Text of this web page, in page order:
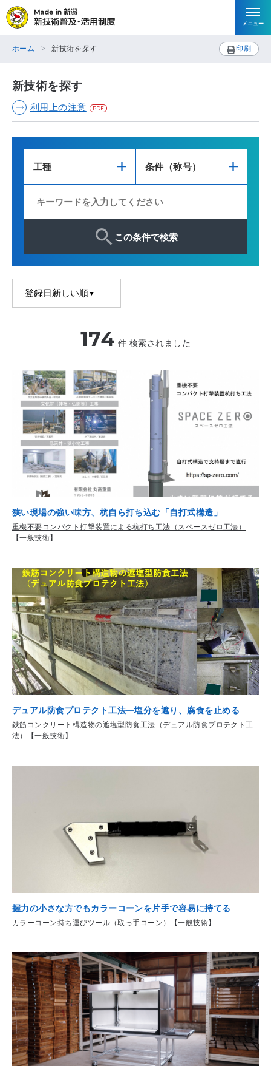
メニュー
ホーム 新技術を探す 印刷
新技術を探す
利用上の注意
工種 条件（称号）
この条件で検索
登録日新しい順▼
174 件 検索されました
狭い現場の強い味方、杭自ら打ち込む「自打式構造」
重機不要コンパクト打撃装置による杭打ち工法（スペースゼロ工法）
【一般技術】
デュアル防食プロテクト工法—塩分を遮り、腐食を止める
鉄筋コンクリート構造物の遮塩型防食工法（デュアル防食プロテクト工
法）【一般技術】
握力の小さな方でもカラーコーンを片手で容易に持てる
カラーコーン持ち運びツール（取っ手コーン）【一般技術】